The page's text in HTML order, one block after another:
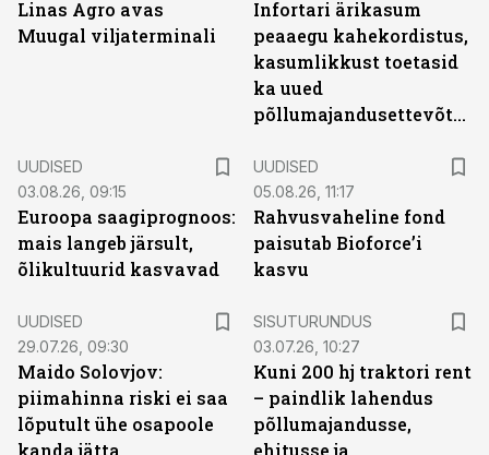
Linas Agro avas
Muugal viljaterminali
Infortari ärikasum
peaaegu kahekordistus,
kasumlikkust toetasid
ka uued
põllumajandusettevõtted
UUDISED
03.08.26, 09:15
Euroopa saagiprognoos:
mais langeb järsult,
õlikultuurid kasvavad
UUDISED
05.08.26, 11:17
Rahvusvaheline fond
paisutab Bioforce’i
kasvu
UUDISED
29.07.26, 09:30
Maido Solovjov:
piimahinna riski ei saa
lõputult ühe osapoole
kanda jätta
SISUTURUNDUS
03.07.26, 10:27
Kuni 200 hj traktori rent
– paindlik lahendus
põllumajandusse,
ehitusse ja